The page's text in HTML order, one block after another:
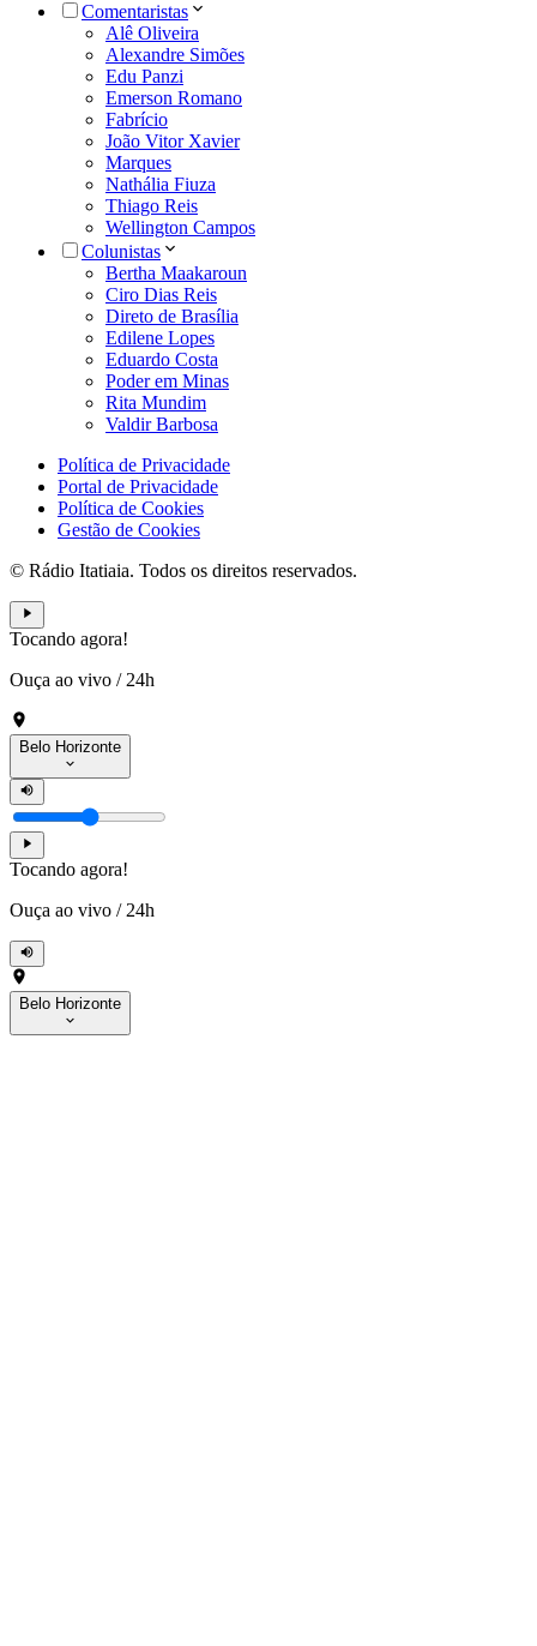
Comentaristas
Alê Oliveira
Alexandre Simões
Edu Panzi
Emerson Romano
Fabrício
João Vitor Xavier
Marques
Nathália Fiuza
Thiago Reis
Wellington Campos
Colunistas
Bertha Maakaroun
Ciro Dias Reis
Direto de Brasília
Edilene Lopes
Eduardo Costa
Poder em Minas
Rita Mundim
Valdir Barbosa
Política de Privacidade
Portal de Privacidade
Política de Cookies
Gestão de Cookies
© Rádio Itatiaia. Todos os direitos reservados.
Tocando agora!
Ouça ao vivo / 24h
Belo Horizonte
Tocando agora!
Ouça ao vivo / 24h
Belo Horizonte